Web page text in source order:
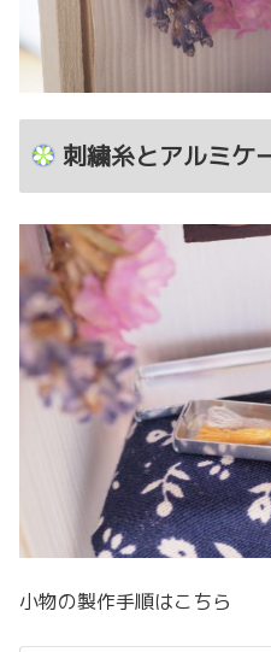
刺繍糸とアルミケ
小物の製作手順はこちら